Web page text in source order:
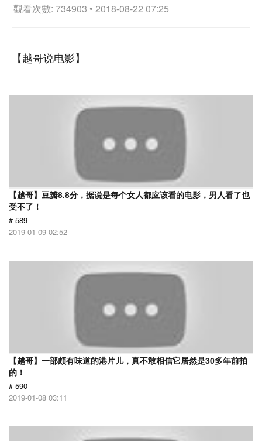
觀看次數: 734903 • 2018-08-22 07:25
【越哥说电影】
【越哥】豆瓣8.8分，据说是每个女人都应该看的电影，男人看了也
受不了！
# 589
2019-01-09 02:52
【越哥】一部颇有味道的港片儿，真不敢相信它居然是30多年前拍
的！
# 590
2019-01-08 03:11